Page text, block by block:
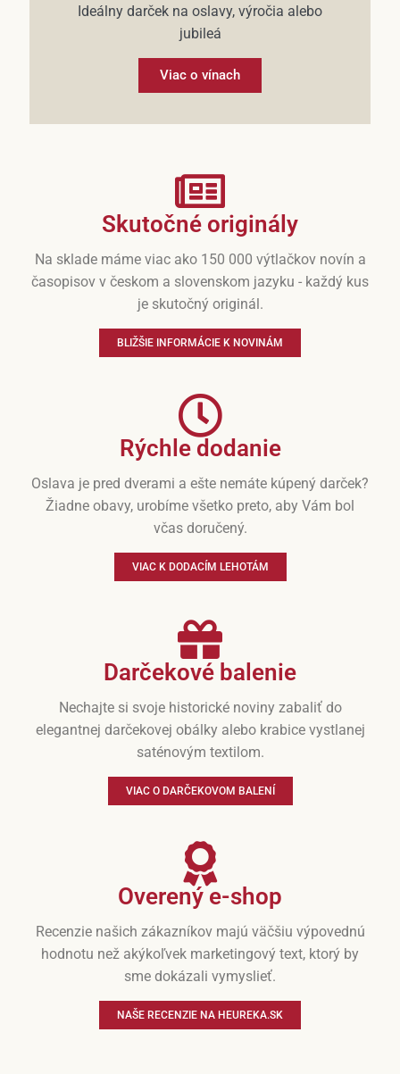
Ideálny darček na oslavy, výročia alebo
jubileá
Viac o vínach
Skutočné originály
Na sklade máme viac ako 150 000 výtlačkov novín a
časopisov v českom a slovenskom jazyku - každý kus
je skutočný originál.
BLIŽŠIE INFORMÁCIE K NOVINÁM
Rýchle dodanie
Oslava je pred dverami a ešte nemáte kúpený darček?
Žiadne obavy, urobíme všetko preto, aby Vám bol
včas doručený.
VIAC K DODACÍM LEHOTÁM
Darčekové balenie
Nechajte si svoje historické noviny zabaliť do
elegantnej darčekovej obálky alebo krabice vystlanej
saténovým textilom.
VIAC O DARČEKOVOM BALENÍ
Overený e-shop
Recenzie našich zákazníkov majú väčšiu výpovednú
hodnotu než akýkoľvek marketingový text, ktorý by
sme dokázali vymyslieť.
NAŠE RECENZIE NA HEUREKA.SK